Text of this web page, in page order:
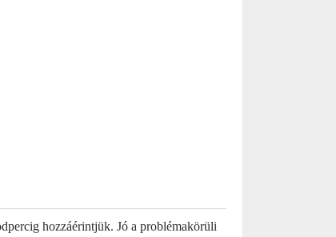
hozzáérintjük. Jó a problémakörüli